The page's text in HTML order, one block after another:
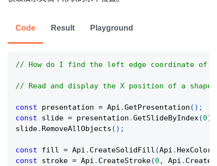
Code Result Playground
// How do I find the left edge coordinate of
// Read and display the X position of a
const presentation = Api .GetPresentation ( ) ;
const slide = presentation .GetSlideByIndex(0)
slide. RemoveAllObjects ( ) ;
const fill = Api . CreateSolidFill (Api . HexColor
const stroke = Api . CreateStroke(0 , Api .